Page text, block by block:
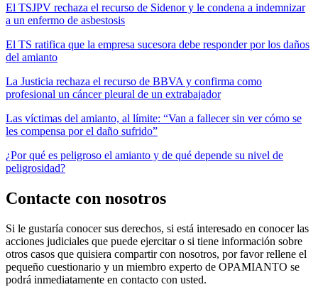
El TSJPV rechaza el recurso de Sidenor y le condena a indemnizar
a un enfermo de asbestosis
El TS ratifica que la empresa sucesora debe responder por los daños
del amianto
La Justicia rechaza el recurso de BBVA y confirma como
profesional un cáncer pleural de un extrabajador
Las víctimas del amianto, al límite: “Van a fallecer sin ver cómo se
les compensa por el daño sufrido”
¿Por qué es peligroso el amianto y de qué depende su nivel de
peligrosidad?
Contacte con nosotros
Si le gustaría conocer sus derechos, si está interesado en conocer las
acciones judiciales que puede ejercitar o si tiene información sobre
otros casos que quisiera compartir con nosotros, por favor rellene el
pequeño cuestionario y un miembro experto de OPAMIANTO se
podrá inmediatamente en contacto con usted.